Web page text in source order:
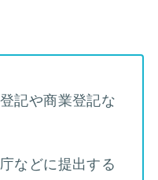
記や商業登記な
などに提出する